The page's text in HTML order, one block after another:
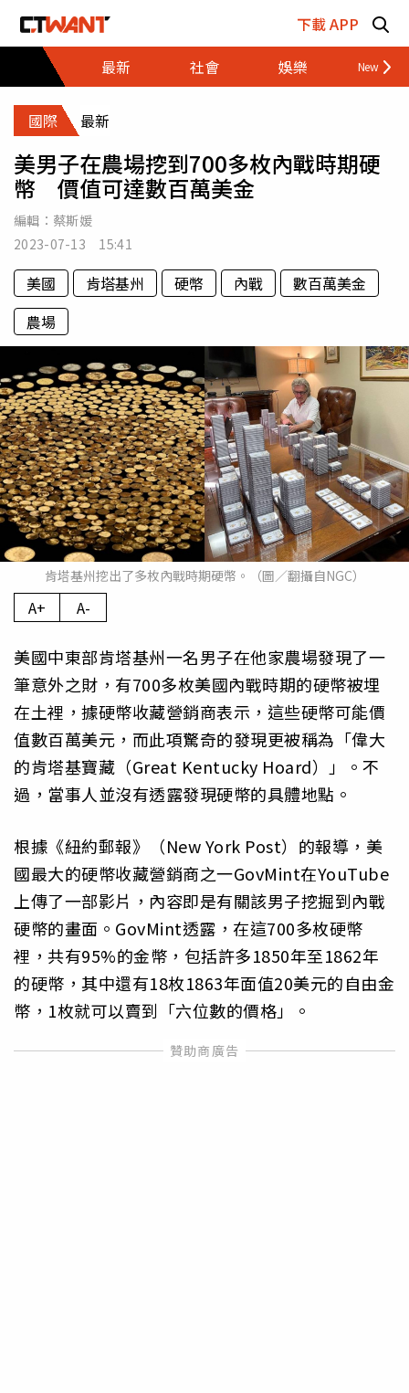
下載 APP
最新
社會 娛樂 財經
國際 最新
美男子在農場挖到700多枚內戰時期硬
幣 價值可達數百萬美金
編輯： 蔡斯媛
2023-07-13 15:41
美國 肯塔基州 硬幣 內戰
數百萬美金
農場
肯塔基州挖出了多枚內戰時期硬幣。（圖／翻攝自NGC）
A+ A-
美國中東部肯塔基州一名男子在他家農場發現了一
筆意外之財，有700多枚美國內戰時期的硬幣被埋
在土裡，據硬幣收藏營銷商表示，這些硬幣可能價
值數百萬美元，而此項驚奇的發現更被稱為「偉大
的肯塔基寶藏（Great Kentucky Hoard）」。不
過，當事人並沒有透露發現硬幣的具體地點。
根據《紐約郵報》（New York Post）的報導，美
國最大的硬幣收藏營銷商之一GovMint在YouTube
上傳了一部影片，內容即是有關該男子挖掘到內戰
硬幣的畫面。GovMint透露，在這700多枚硬幣
裡，共有95%的金幣，包括許多1850年至1862年
的硬幣，其中還有18枚1863年面值20美元的自由金
幣，1枚就可以賣到「六位數的價格」。